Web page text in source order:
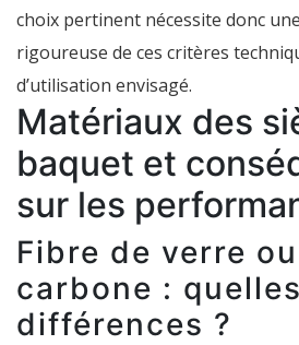
choix pertinent nécessite donc
rigoureuse de ces critères
d’utilisation envisagé.
Matériaux des
baquet et
sur les
Fibre de verre
carbone : quelles
différences ?